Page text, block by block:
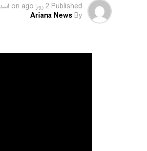
Published 2 روز ago on اسد ۱۵, ۱۴۰۵
By
Ariana News